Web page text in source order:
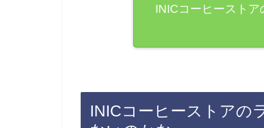
INICコーヒースト
INICコーヒーストアの